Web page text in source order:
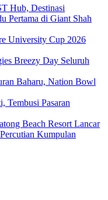
Hub, Destinasi
Pertama di Giant Shah
University Cup 2026
Breezy Day Seluruh
Baharu, Nation Bowl
Pasaran
Beach Resort Lancar
Kumpulan